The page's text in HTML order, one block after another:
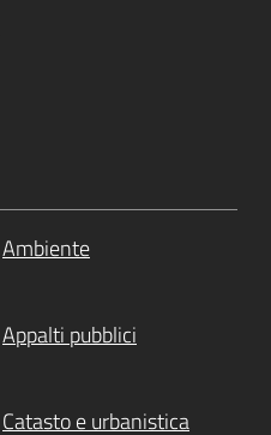
Ambiente
Appalti pubblici
Catasto e urbanistica